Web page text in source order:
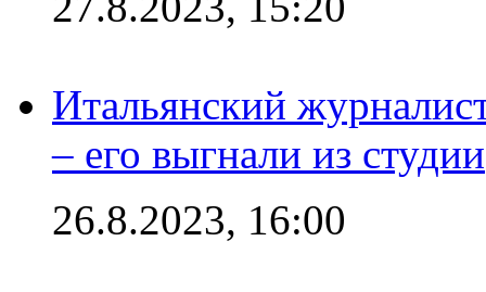
Итальянский
– его выгнали из студии
26.8.2023, 16:00